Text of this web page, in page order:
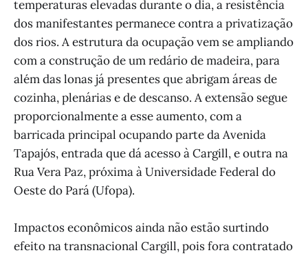
temperaturas elevadas durante o dia, a resistência
dos manifestantes permanece contra a privatização
dos rios. A estrutura da ocupação vem se ampliando
com a construção de um redário de madeira, para
além das lonas já presentes que abrigam áreas de
cozinha, plenárias e de descanso. A extensão segue
proporcionalmente a esse aumento, com a
barricada principal ocupando parte da Avenida
Tapajós, entrada que dá acesso à Cargill, e outra na
Rua Vera Paz, próxima à Universidade Federal do
Oeste do Pará (Ufopa).
Impactos econômicos ainda não estão surtindo
efeito na transnacional Cargill, pois fora contratado